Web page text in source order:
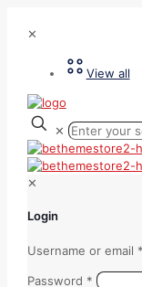
✕
View all
✕
✕
Login
Username or email *
Password *